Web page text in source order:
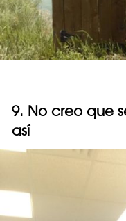
9. No creo que
así